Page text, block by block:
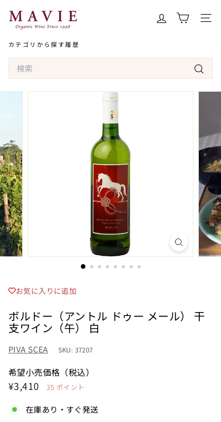
キ
オ
ー
ニ
ッ
ク
ワ
門
店
マ
ヴ
ィ
サイ
カテゴリから探す履歴
Search
検
索
お気に入りに追加
ボルドー（アントル ドゥー メール） 干
支ワイン（午） 白
PIVA SCEA SKU: 37207
希望小売価格（税込）
希
小
¥3,410 ¥3,410
35 ポイント
在庫あり・すぐ発送